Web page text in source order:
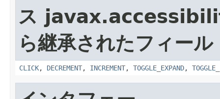
ス
ら継承されたフィール
CLICK, DECREMENT, INCREMENT, TOGGLE_EXPAND,